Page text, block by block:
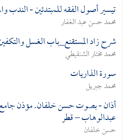
تيسير أصول الفقه للمبتدئين - الندب
محمد حسن عبد الغفار
شرح زاد المستقنع_باب الغسل
محمد مختار الشنقيطي
سورة الذاريات
محمد جبريل
أذان - بصوت حسن خلفان. مؤذن جامع
عبدالوهاب – قطر
حسن خلفان